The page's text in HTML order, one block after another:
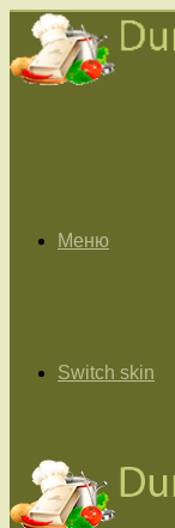
Меню
Switch skin